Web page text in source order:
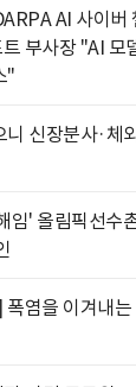
AI 사이버
부사장 "AI 모
"
니 신장분사·
임' 올림픽선수
폭염을 이겨내